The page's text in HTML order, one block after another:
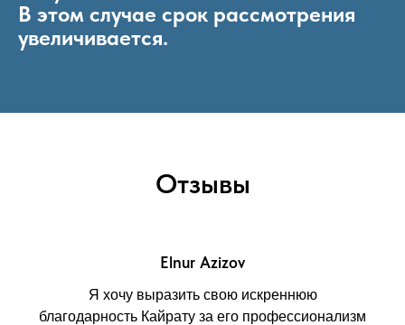
В этом случае срок рассмотрения
увеличивается.
Отзывы
Elnur Azizov
Я хочу выразить свою искреннюю
благодарность Кайрату за его профессионализм